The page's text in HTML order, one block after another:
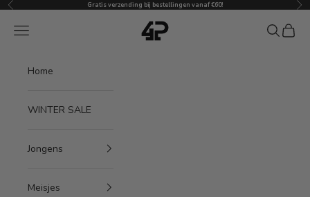
Naar inhoud
Vorige Gratis verzending bij bestellingen vanaf €60!
4President
Menu Zoeken
Home
WINTER SALE
Jongens
Meisjes